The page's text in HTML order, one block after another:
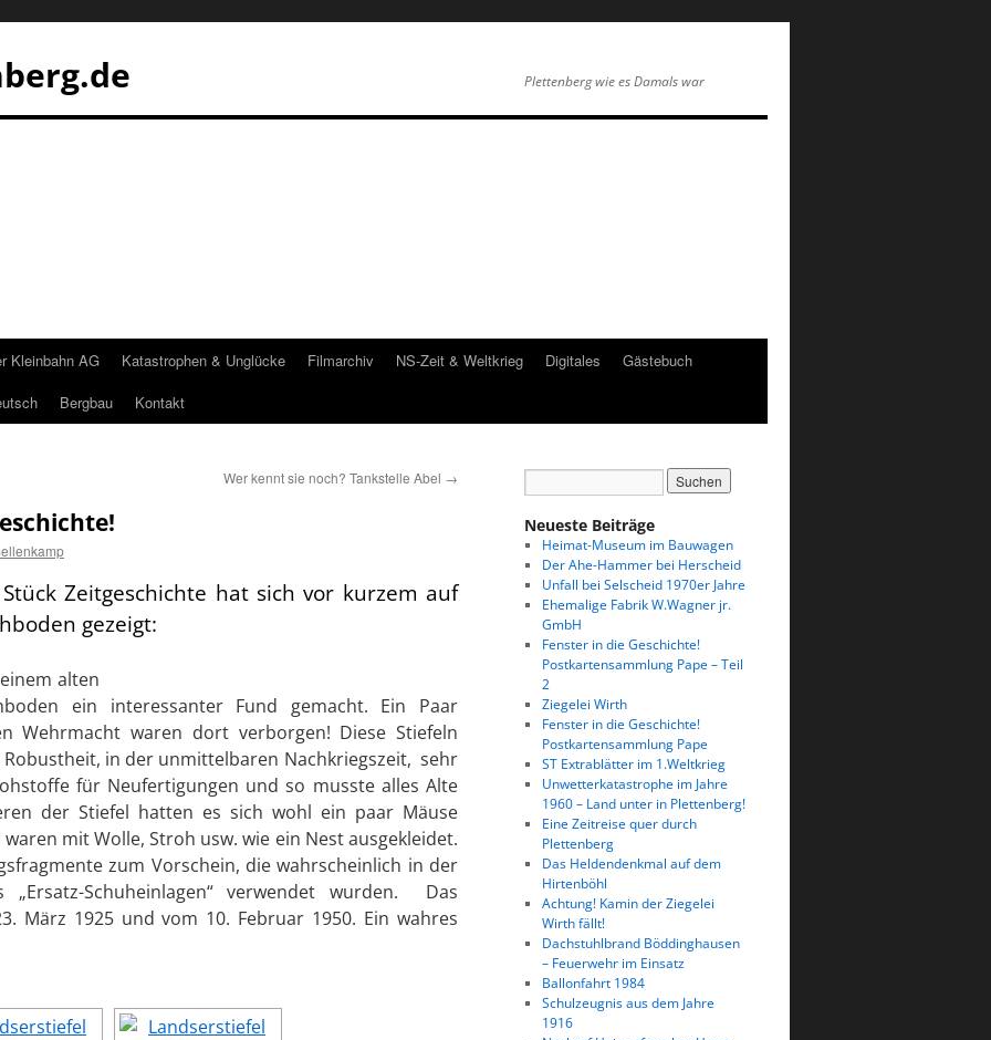
Plettenberg wie es Damals war
Kleinbahn AG Katastrophen & Unglücke Filmarchiv NS-Zeit & Weltkrieg Digitales
Gästebuch
Bergbau Kontakt
Wer kennt sie noch? Tankstelle Abel →
Zeitgeschichte hat sich vor kurzem auf
gezeigt:
alten
ein interessanter Fund gemacht. Ein Paar
Wehrmacht waren dort verborgen! Diese Stiefeln
in der unmittelbaren Nachkriegszeit, sehr
für Neufertigungen und so musste alles Alte
der Stiefel hatten es sich wohl ein paar Mäuse
mit Wolle, Stroh usw. wie ein Nest ausgekleidet.
zum Vorschein, die wahrscheinlich in der
„Ersatz-Schuheinlagen“ verwendet wurden. Das
März 1925 und vom 10. Februar 1950. Ein wahres
Neueste Beiträge
Heimat-Museum im Bauwagen
Der Ahe-Hammer bei Herscheid
Unfall bei Selscheid 1970er Jahre
Ehemalige Fabrik W.Wagner jr.
GmbH
Fenster in die Geschichte!
Postkartensammlung Pape – Teil
2
Ziegelei Wirth
Fenster in die Geschichte!
Postkartensammlung Pape
ST Extrablätter im 1.Weltkrieg
Unwetterkatastrophe im Jahre
1960 – Land unter in Plettenberg!
Eine Zeitreise quer durch
Plettenberg
Das Heldendenkmal auf dem
Hirtenböhl
Achtung! Kamin der Ziegelei
Wirth fällt!
Dachstuhlbrand Böddinghausen
– Feuerwehr im Einsatz
Ballonfahrt 1984
Schulzeugnis aus dem Jahre
1916